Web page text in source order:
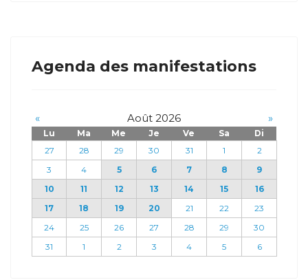
Agenda des manifestations
« Août 2026 »
Lu Ma Me Je Ve Sa
Di
27
28 29 30 31 1
2
3
4 5 6 7 8
9
10
11 12 13 14 15
16
17
18 19 20 21 22
23
24
25 26 27 28 29
30
31
1 2 3 4 5 6